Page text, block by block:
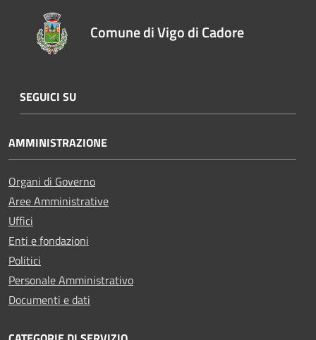
Comune di Vigo di Cadore
SEGUICI SU
AMMINISTRAZIONE
Organi di Governo
Aree Amministrative
Uffici
Enti e fondazioni
Politici
Personale Amministrativo
Documenti e dati